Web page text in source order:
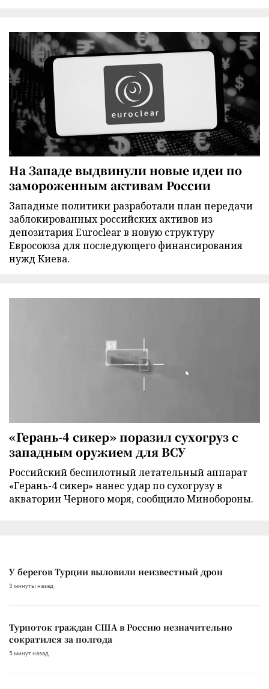
На Западе выдвинули новые идеи по
замороженным активам России
Западные политики разработали план передачи
заблокированных российских активов из
депозитария Euroclear в новую структуру
Евросоюза для последующего финансирования
нужд Киева.
«Герань-4 сикер» поразил сухогруз с
западным оружием для ВСУ
Российский беспилотный летательный аппарат
«Герань-4 сикер» нанес удар по сухогрузу в
акватории Черного моря, сообщило Минобороны.
У берегов Турции выловили неизвестный дрон
3 минуты назад
Турпоток граждан США в Россию незначительно
сократился за полгода
5 минут назад